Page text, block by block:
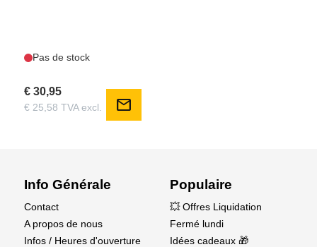
Pas de stock
€ 30,95
€ 25,58 TVA excl. mail
Info Générale
Contact
A propos de nous
Infos / Heures d'ouverture
Populaire
💥 Offres Liquidation
Fermé lundi
Idées cadeaux 🎁